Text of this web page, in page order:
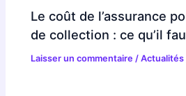
Le coût de l’assurance
de collection : ce qu’il
Laisser un commentaire /Actualités